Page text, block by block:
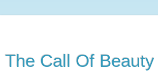
The Call Of Beauty